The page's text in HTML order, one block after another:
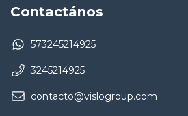
Contactános
573245214925
3245214925
contacto@vislogroup.com